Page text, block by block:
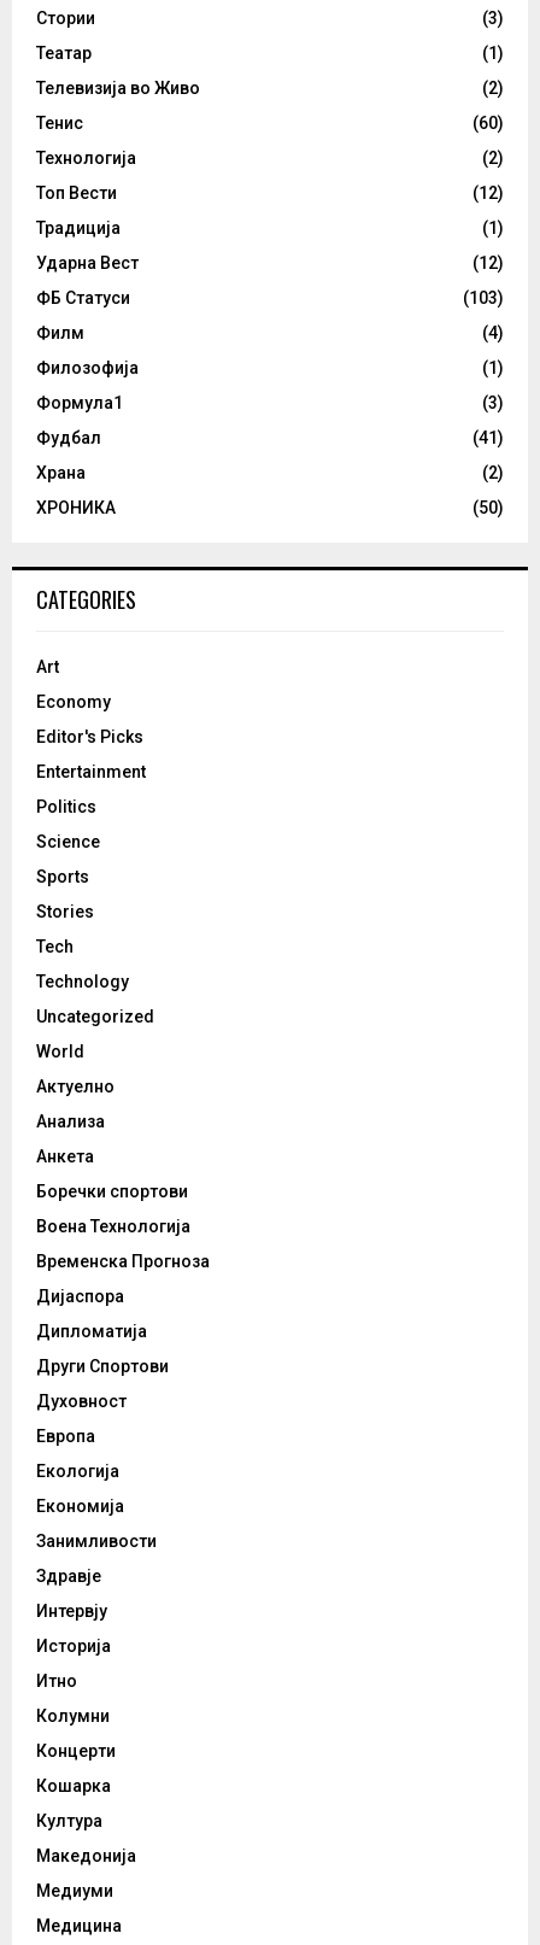
Стории
(3)
Театар
(1)
Телевизија во Живо
(2)
Тенис
(60)
Технологија
(2)
Топ Вести
(12)
Традиција
(1)
Ударна Вест
(12)
ФБ Статуси
(103)
Филм
(4)
Филозофија
(1)
Формула1
(3)
Фудбал
(41)
Храна
(2)
ХРОНИКА
(50)
CATEGORIES
Art
Economy
Editor's Picks
Entertainment
Politics
Science
Sports
Stories
Tech
Technology
Uncategorized
World
Актуелно
Анализа
Анкета
Боречки спортови
Воена Технологија
Временска Прогноза
Дијаспора
Дипломатија
Други Спортови
Духовност
Европа
Екологија
Економија
Занимливости
Здравје
Интервју
Историја
Итно
Колумни
Концерти
Кошарка
Култура
Македонија
Медиуми
Медицина